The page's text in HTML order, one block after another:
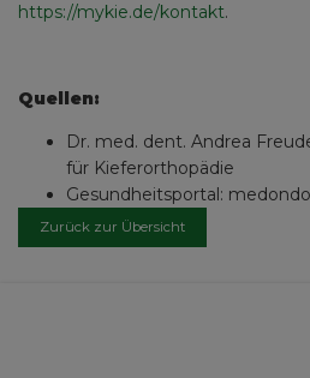
Zurück zur Übersicht
https://mykie.de/kontakt.
Quellen:
Dr. med. dent. Andrea
für Kieferorthopädie
Gesundheitsportal: